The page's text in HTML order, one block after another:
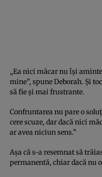
„Ea nici măcar nu își
mine”, spune Deborah. Și
să fie și mai frustrante.
Confruntarea nu pare o
cere scuze, dar dacă nici
ar avea niciun sens.”
Așa că s-a resemnat să
permanentă, chiar dacă nu